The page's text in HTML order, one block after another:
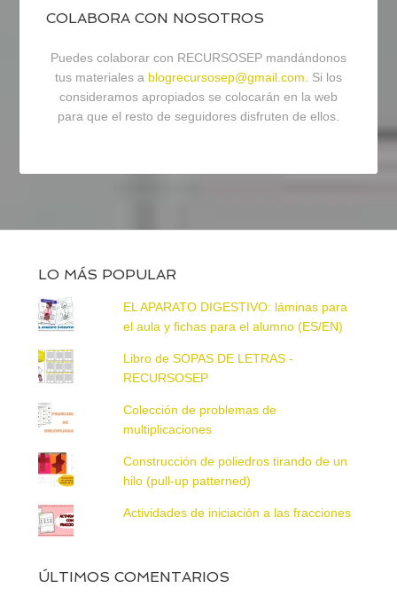
COLABORA CON NOSOTROS
Puedes colaborar con RECURSOSEP mandándonos
tus materiales a blogrecursosep@gmail.com. Si los
consideramos apropiados se colocarán en la web
para que el resto de seguidores disfruten de ellos.
LO MÁS POPULAR
EL APARATO DIGESTIVO: láminas para
el aula y fichas para el alumno (ES/EN)
Libro de SOPAS DE LETRAS -
RECURSOSEP
Colección de problemas de
multiplicaciones
Construcción de poliedros tirando de un
hilo (pull-up patterned)
Actividades de iniciación a las fracciones
ÚLTIMOS COMENTARIOS